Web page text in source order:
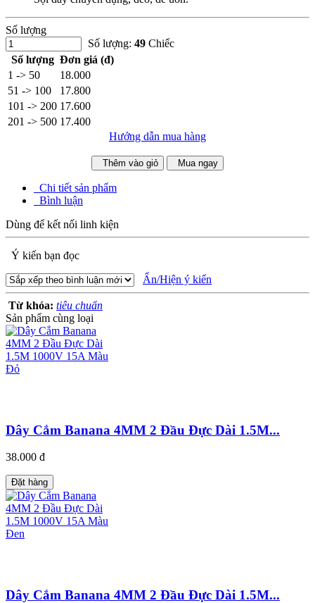
Số lượng
Số lượng: 49 Chiếc
Số lượng Đơn giá (đ)
1 -> 50
18.000
51 -> 100
17.800
101 -> 200 17.600
201 -> 500 17.400
Hướng dẫn mua hàng
Thêm vào giỏ Mua ngay
Chi tiết sản phẩm
Bình luận
Dùng để kết nối linh kiện
Ý kiến bạn đọc
Ẩn/Hiện ý kiến
Từ khóa: tiêu chuẩn
Sản phẩm cùng loại
Dây Cắm Banana 4MM 2 Đầu Đực Dài 1.5M...
38.000 đ
Đặt hàng
Dây Cắm Banana 4MM 2 Đầu Đực Dài 1.5M...